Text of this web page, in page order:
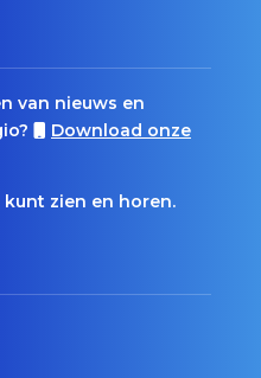
van nieuws en
Download onze
zien en horen.